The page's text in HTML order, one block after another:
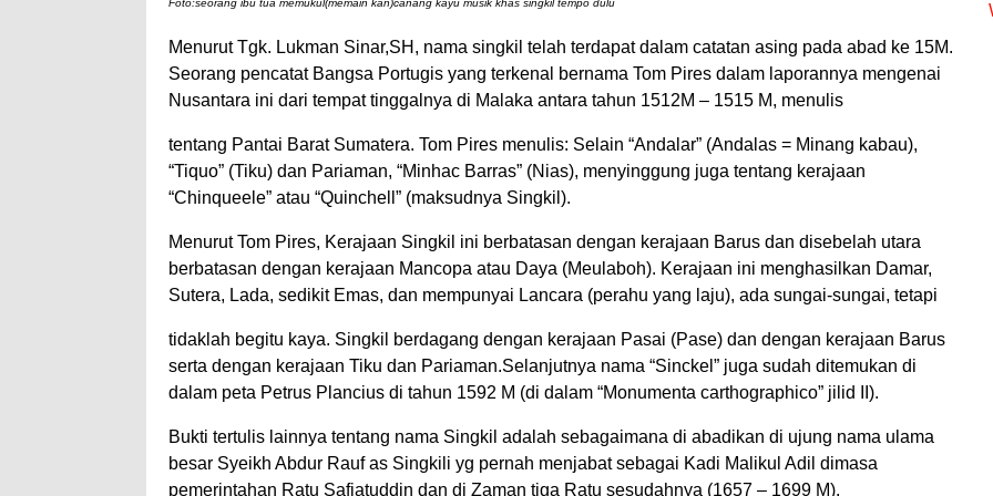
Menurut Tgk. Lukman Sinar,SH, nama singkil telah terdapat dalam catatan asing pada abad ke 15M.
Seorang pencatat Bangsa Portugis yang terkenal bernama Tom Pires dalam laporannya mengenai
Nusantara ini dari tempat tinggalnya di Malaka antara tahun 1512M – 1515 M, menulis
tentang Pantai Barat Sumatera. Tom Pires menulis: Selain “Andalar” (Andalas = Minang kabau),
“Tiquo” (Tiku) dan Pariaman, “Minhac Barras” (Nias), menyinggung juga tentang kerajaan
“Chinqueele” atau “Quinchell” (maksudnya Singkil).
Menurut Tom Pires, Kerajaan Singkil ini berbatasan dengan kerajaan Barus dan disebelah utara
berbatasan dengan kerajaan Mancopa atau Daya (Meulaboh). Kerajaan ini menghasilkan Damar,
Sutera, Lada, sedikit Emas, dan mempunyai Lancara (perahu yang laju), ada sungai-sungai, tetapi
tidaklah begitu kaya. Singkil berdagang dengan kerajaan Pasai (Pase) dan dengan kerajaan Barus
serta dengan kerajaan Tiku dan Pariaman.Selanjutnya nama “Sinckel” juga sudah ditemukan di
dalam peta Petrus Plancius di tahun 1592 M (di dalam “Monumenta carthographico” jilid II).
Bukti tertulis lainnya tentang nama Singkil adalah sebagaimana di abadikan di ujung nama ulama
besar Syeikh Abdur Rauf as Singkili yg pernah menjabat sebagai Kadi Malikul Adil dimasa
pemerintahan Ratu Safiatuddin dan di Zaman tiga Ratu sesudahnya (1657 – 1699 M).